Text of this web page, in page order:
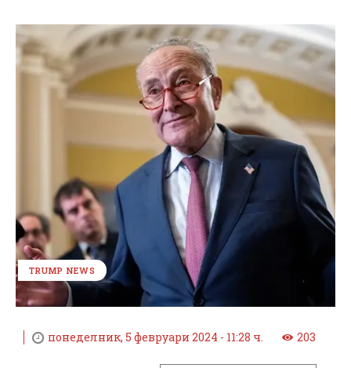
TRUMP NEWS
понеделник, 5 февруари 2024 - 11:28 ч. 203